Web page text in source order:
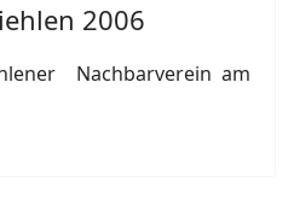
2006
Nachbarverein am